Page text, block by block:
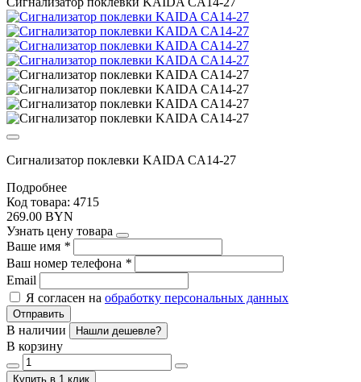
Сигнализатор поклевки KAIDA CA14-27
Подробнее
Код товара: 4715
269.00 BYN
Узнать цену товара
Ваше имя *
Ваш номер телефона *
Email
Я согласен на обработку персональных данных
Отправить
В наличии Нашли дешевле?
В корзину
Купить в 1 клик